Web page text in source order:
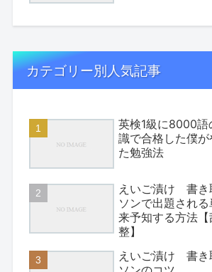
カテゴリー別人気記事
英検1級に8000語
識で合格した僕が
た勉強法
えいご漬け 書き
ソンで出題され
来予知する方法【
整】
えいご漬け 書き